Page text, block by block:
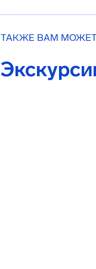
ТАКЖЕ ВАМ